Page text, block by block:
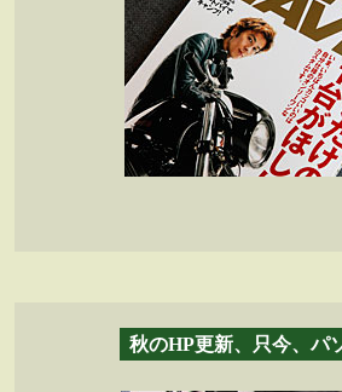
秋のHP更新、只今、パ